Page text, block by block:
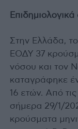
Επιδημιολογικά
Στην Ελλάδα,
ΕΟΔΥ 37
νόσου και τον
καταγράφηκε
16 ετών. Από
σήμερα 29/1/
κρούσματα